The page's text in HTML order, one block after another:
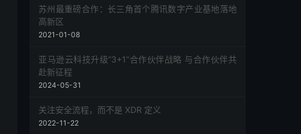
苏州最重磅合作：长三角首个腾讯数字产业基地落地
高新区
2021-01-08
亚马逊云科技升级“3+1”合作伙伴战略 与合作伙伴共
赴新征程
2024-05-31
关注安全流程，而不是 XDR 定义
2022-11-22